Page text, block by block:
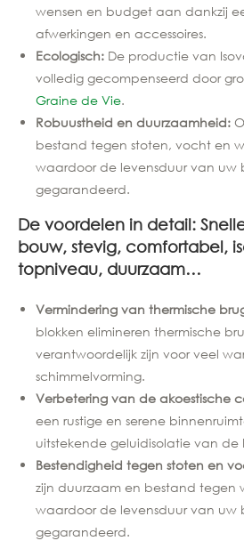
wensen en budget aan dankzij
afwerkingen en accessoires.
Ecologisch: De productie van
volledig gecompenseerd door
Graine de Vie.
Robuustheid en duurzaamheid:
bestand tegen stoten, vocht en
waardoor de levensduur van
gegarandeerd.
De voordelen in detail:
bouw, stevig, comfortabel,
topniveau, duurzaam…
Vermindering van thermische
blokken elimineren thermische
verantwoordelijk zijn voor veel
schimmelvorming.
Verbetering van de akoestische
een rustige en serene
uitstekende geluidisolatie van de
Bestendigheid tegen stoten en
zijn duurzaam en bestand tegen
waardoor de levensduur van
gegarandeerd.